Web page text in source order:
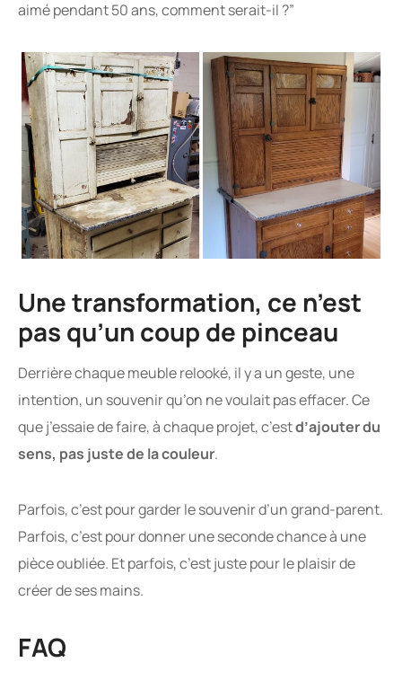
aimé pendant 50 ans, comment serait-il ?”
Une transformation, ce n’est
pas qu’un coup de pinceau
Derrière chaque meuble relooké, il y a un geste, une
intention, un souvenir qu’on ne voulait pas effacer. Ce
que j’essaie de faire, à chaque projet, c’estd’ajouter du
sens, pas juste de la couleur.
Parfois, c’est pour garder le souvenir d’un grand-parent.
Parfois, c’est pour donner une seconde chance à une
pièce oubliée. Et parfois, c’est juste pour le plaisir de
créer de ses mains.
FAQ